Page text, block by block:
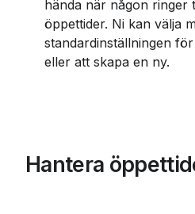
hända när någon ringer
öppettider. Ni kan välja
standardinställningen
eller att skapa en ny.
Hantera